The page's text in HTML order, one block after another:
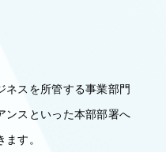
ネスを所管する事業部門
ンスといった本部部署へ
す。